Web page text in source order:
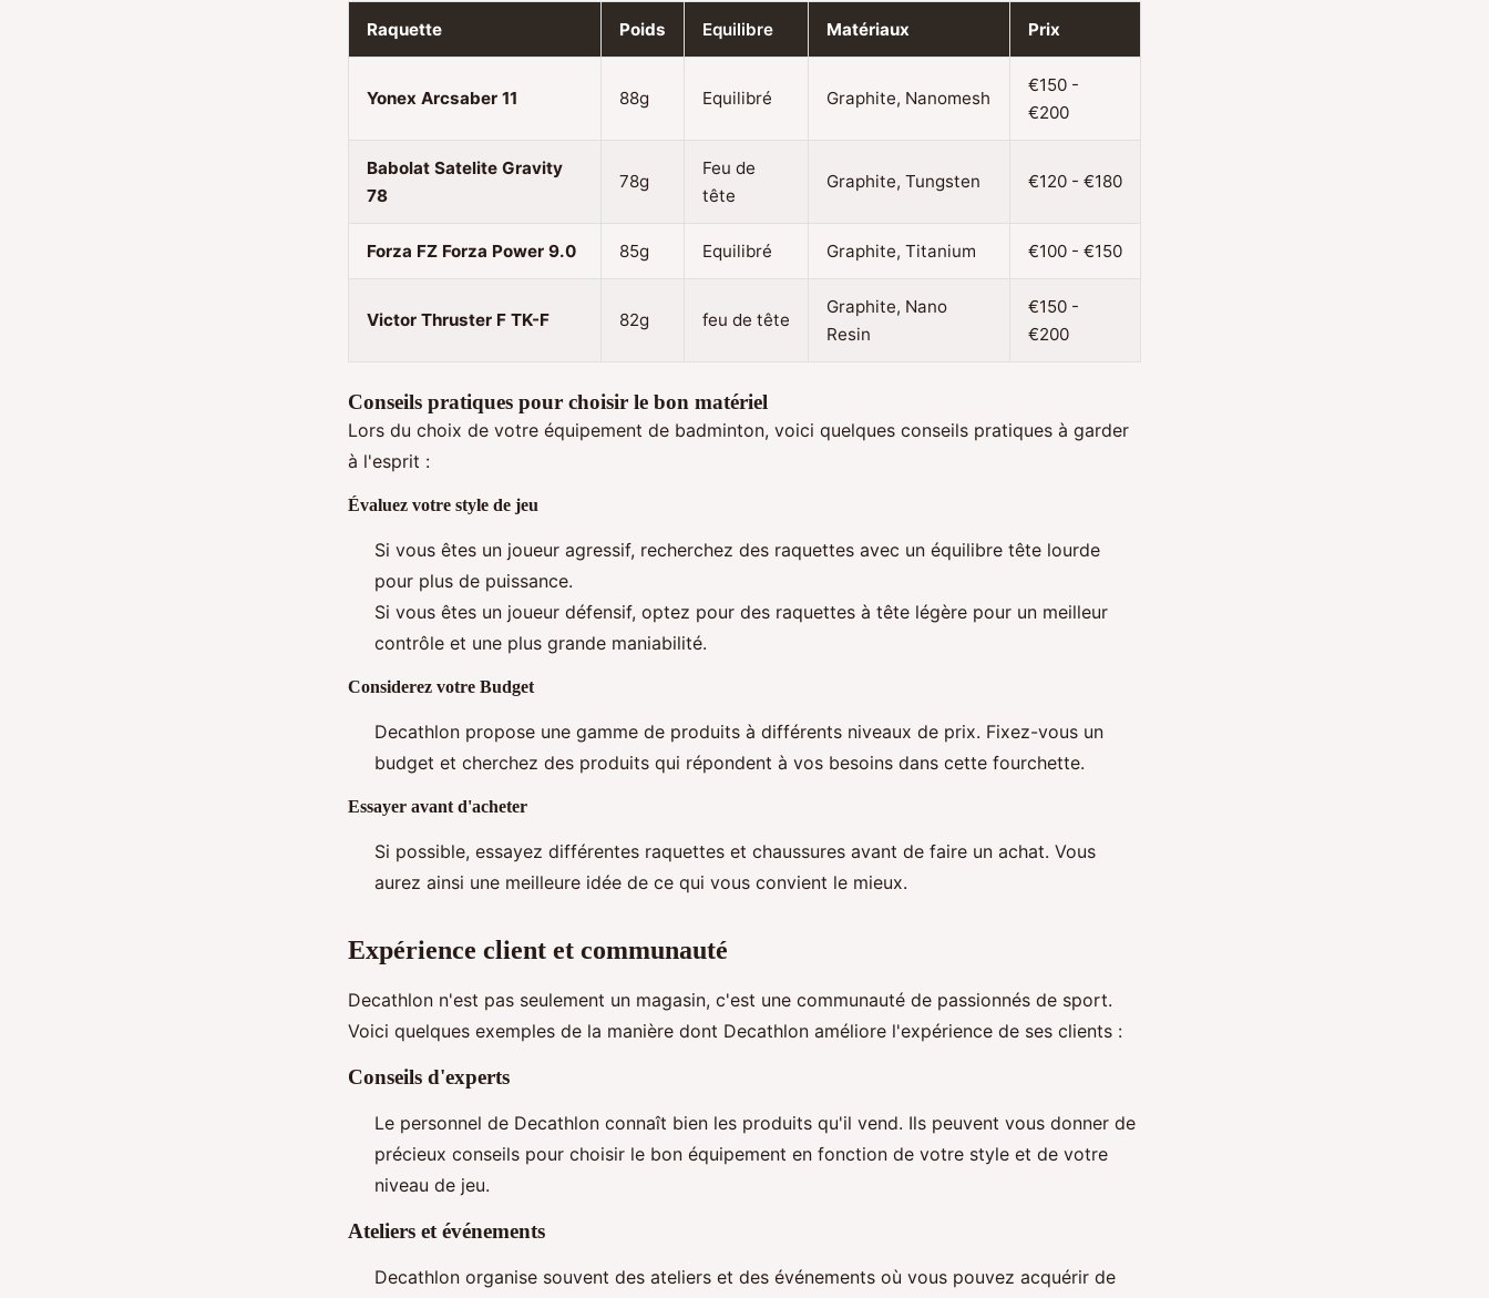
Raquette Poids Equilibre Matériaux Prix
Yonex Arcsaber 11 88g Equilibré Graphite, Nanomesh
€150 -
€200
Babolat Satelite Gravity
78
78g
Feu de
tête
Graphite, Tungsten €120 - €180
Forza FZ Forza Power 9.0 85g Equilibré Graphite, Titanium €100 - €150
Victor Thruster F TK-F 82g feu de tête
Graphite, Nano
Resin
€150 -
€200
Conseils pratiques pour choisir le bon matériel
Lors du choix de votre équipement de badminton, voici quelques conseils pratiques à garder
à l'esprit :
Évaluez votre style de jeu
Si vous êtes un joueur agressif, recherchez des raquettes avec un équilibre tête lourde
pour plus de puissance.
Si vous êtes un joueur défensif, optez pour des raquettes à tête légère pour un meilleur
contrôle et une plus grande maniabilité.
Considerez votre Budget
Decathlon propose une gamme de produits à différents niveaux de prix. Fixez-vous un
budget et cherchez des produits qui répondent à vos besoins dans cette fourchette.
Essayer avant d'acheter
Si possible, essayez différentes raquettes et chaussures avant de faire un achat. Vous
aurez ainsi une meilleure idée de ce qui vous convient le mieux.
Expérience client et communauté
Decathlon n'est pas seulement un magasin, c'est une communauté de passionnés de sport.
Voici quelques exemples de la manière dont Decathlon améliore l'expérience de ses clients :
Conseils d'experts
Le personnel de Decathlon connaît bien les produits qu'il vend. Ils peuvent vous donner de
précieux conseils pour choisir le bon équipement en fonction de votre style et de votre
niveau de jeu.
Ateliers et événements
Decathlon organise souvent des ateliers et des événements où vous pouvez acquérir de